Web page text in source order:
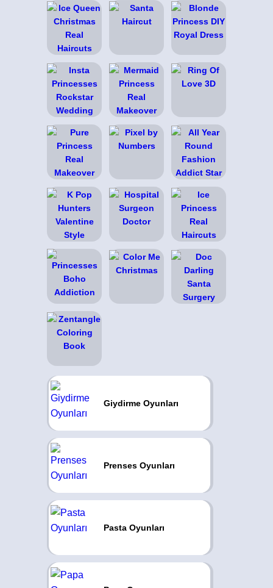
Giydirme Oyunları
Prenses Oyunları
Pasta Oyunları